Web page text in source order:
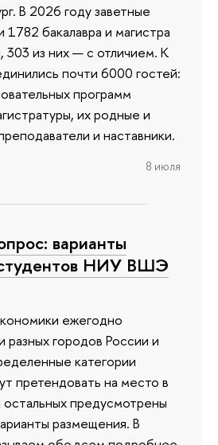
В 2026 году заветные
бакалавра и магистра
303 из них — с отличием. К
почти 6000 гостей:
программ
их родные и
и наставники.
8 июля
варианты
НИУ ВШЭ
ежегодно
разных городов России и
категории
претендовать на место в
предусмотрены
размещения. В